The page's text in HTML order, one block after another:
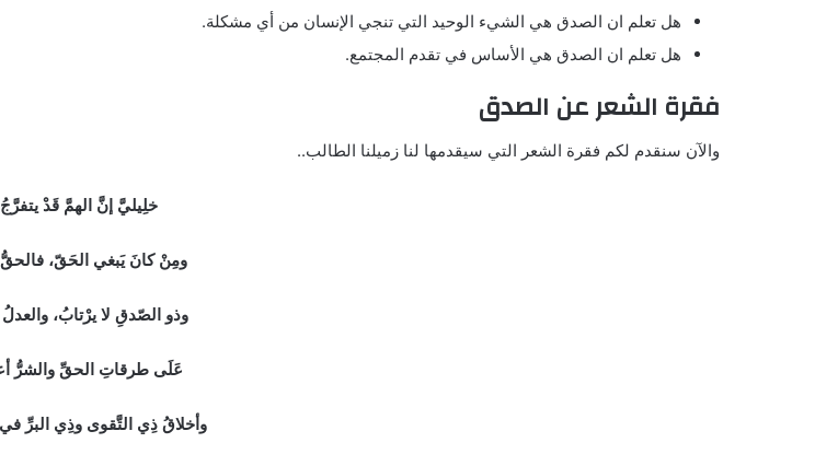
هل تعلم ان الصدق هي الشيء الوحيد التي تنجي الإنسان من أي مشكلة.
هل تعلم ان الصدق هي الأساس في تقدم المجتمع.
فقرة الشعر عن الصدق
والآن سنقدم لكم فقرة الشعر التي سيقدمها لنا زميلنا الطالب..
خلِيليَّ إنَّ الهمَّ قَدْ يتفرَّجُ
ومِنْ كانَ يَبغي الحَقّ، فالحقُّ
وذو الصّدقِ لا يرْتابُ، والعدلُ
عَلَى طرقاتِ الحقِّ والشرُّ
وأخلاقُ ذِي التَّقوى وذِي البرِّ